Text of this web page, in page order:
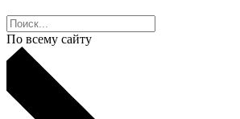
По всему сайту